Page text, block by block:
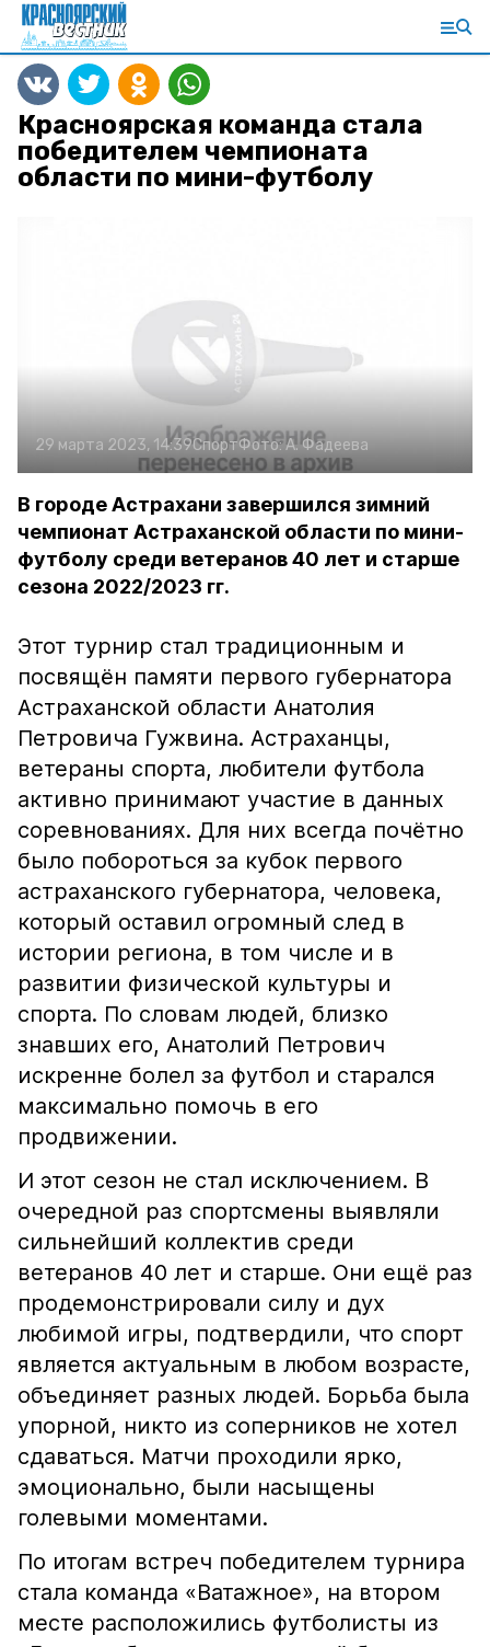
Красноярская команда стала
победителем чемпионата
области по мини-футболу
29 марта 2023, 14:39СпортФото:А. Фадеева
В городе Астрахани завершился зимний
чемпионат Астраханской области по мини-
футболу среди ветеранов 40 лет и старше
сезона 2022/2023 гг.
Этот турнир стал традиционным и
посвящён памяти первого губернатора
Астраханской области Анатолия
Петровича Гужвина. Астраханцы,
ветераны спорта, любители футбола
активно принимают участие в данных
соревнованиях. Для них всегда почётно
было побороться за кубок первого
астраханского губернатора, человека,
который оставил огромный след в
истории региона, в том числе и в
развитии физической культуры и
спорта. По словам людей, близко
знавших его, Анатолий Петрович
искренне болел за футбол и старался
максимально помочь в его
продвижении.
И этот сезон не стал исключением. В
очередной раз спортсмены выявляли
сильнейший коллектив среди
ветеранов 40 лет и старше. Они ещё раз
продемонстрировали силу и дух
любимой игры, подтвердили, что спорт
является актуальным в любом возрасте,
объединяет разных людей. Борьба была
упорной, никто из соперников не хотел
сдаваться. Матчи проходили ярко,
эмоционально, были насыщены
голевыми моментами.
По итогам встреч победителем турнира
стала команда «Ватажное», на втором
месте расположились футболисты из